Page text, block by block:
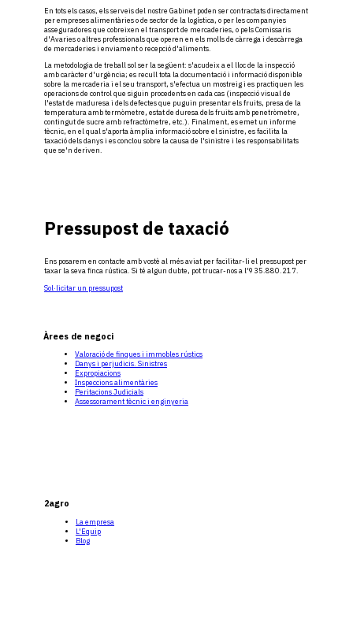
En tots els casos, els serveis del nostre Gabinet poden ser contractats directament
per empreses alimentàries o de sector de la logística, o per les companyies
asseguradores que cobreixen el transport de mercaderies, o pels Comissaris
d'Avaries o altres professionals que operen en els molls de càrrega i descàrrega
de mercaderies i enviament o recepció d'aliments.
La metodologia de treball sol ser la següent: s'acudeix a el lloc de la inspecció
amb caràcter d'urgència; es recull tota la documentació i informació disponible
sobre la mercaderia i el seu transport, s'efectua un mostreig i es practiquen les
operacions de control que siguin procedents en cada cas (inspecció visual de
l'estat de maduresa i dels defectes que puguin presentar els fruits, presa de la
temperatura amb termòmetre, estat de duresa dels fruits amb penetròmetre,
contingut de sucre amb refractòmetre, etc.). Finalment, es emet un informe
tècnic, en el qual s'aporta àmplia informació sobre el sinistre, es facilita la
taxació dels danys i es conclou sobre la causa de l'sinistre i les responsabilitats
que se'n deriven.
Pressupost de taxació
Ens posarem en contacte amb vostè al més aviat per facilitar-li el pressupost per
taxar la seva finca rústica. Si té algun dubte, pot trucar-nos a l'935.880.217.
Sol·licitar un pressupost
Àrees de negoci
Valoració de finques i immobles rústics
Danys i perjudicis. Sinistres
Expropiacions
Inspeccions alimentàries
Peritacions Judicials
Assessorament tècnic i enginyeria
2agro
La empresa
L'Equip
Blog